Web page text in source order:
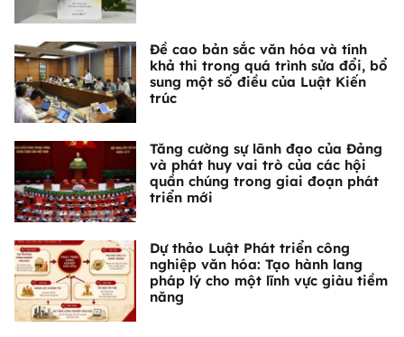
Đề cao bản sắc văn hóa và tính
khả thi trong quá trình sửa đổi, bổ
sung một số điều của Luật Kiến
trúc
Tăng cường sự lãnh đạo của Đảng
và phát huy vai trò của các hội
quần chúng trong giai đoạn phát
triển mới
Dự thảo Luật Phát triển công
nghiệp văn hóa: Tạo hành lang
pháp lý cho một lĩnh vực giàu tiềm
năng